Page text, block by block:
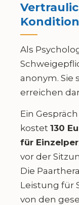
Als
anonym. Sie
erreichen
Ein
kostet 130
für
vor der
Die
Leistung für
von den